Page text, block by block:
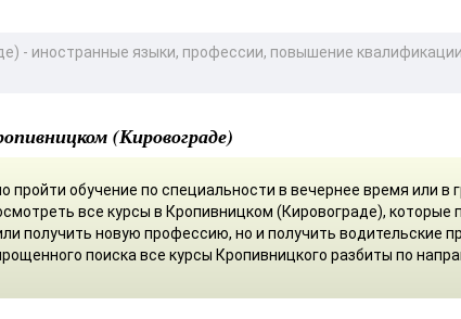
- иностранные языки, профессии, повышение
(Кировограде)
пройти обучение по специальности в вечернее время или в
все курсы в Кропивницком (Кировограде), которые
получить новую профессию, но и получить водительские
поиска все курсы Кропивницкого разбиты по